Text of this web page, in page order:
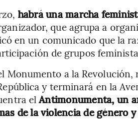
habrá una marcha
que agrupa a
en un comunicado que la
de grupos
Monumento a la Revolución,
y terminará en la
elAntimonumenta, un
de la violencia de género